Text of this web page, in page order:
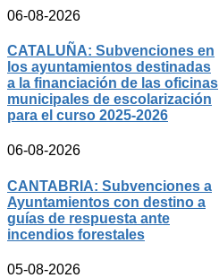
06-08-2026
CATALUÑA: Subvenciones en
los ayuntamientos destinadas
a la financiación de las oficinas
municipales de escolarización
para el curso 2025-2026
06-08-2026
CANTABRIA: Subvenciones a
Ayuntamientos con destino a
guías de respuesta ante
incendios forestales
05-08-2026